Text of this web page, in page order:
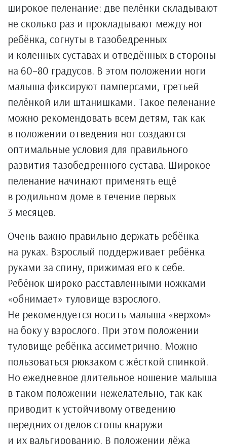
широкое пеленание: две пелёнки складывают
не сколько раз и прокладывают между ног
ребёнка, согнуты в тазобедренных
и коленных суставах и отведённых в стороны
на 60–80 градусов. В этом положении ноги
малыша фиксируют памперсами, третьей
пелёнкой или штанишками. Такое пеленание
можно рекомендовать всем детям, так как
в положении отведения ног создаются
оптимальные условия для правильного
развития тазобедренного сустава. Широкое
пеленание начинают применять ещё
в родильном доме в течение первых
3 месяцев.
Очень важно правильно держать ребёнка
на руках. Взрослый поддерживает ребёнка
руками за спину, прижимая его к себе.
Ребёнок широко расставленными ножками
«обнимает» туловище взрослого.
Не рекомендуется носить малыша «верхом»
на боку у взрослого. При этом положении
туловище ребёнка ассиметрично. Можно
пользоваться рюкзаком с жёсткой спинкой.
Но ежедневное длительное ношение малыша
в таком положении нежелательно, так как
приводит к устойчивому отведению
передних отделов стопы кнаружи
и их вальгированию. В положении лёжа